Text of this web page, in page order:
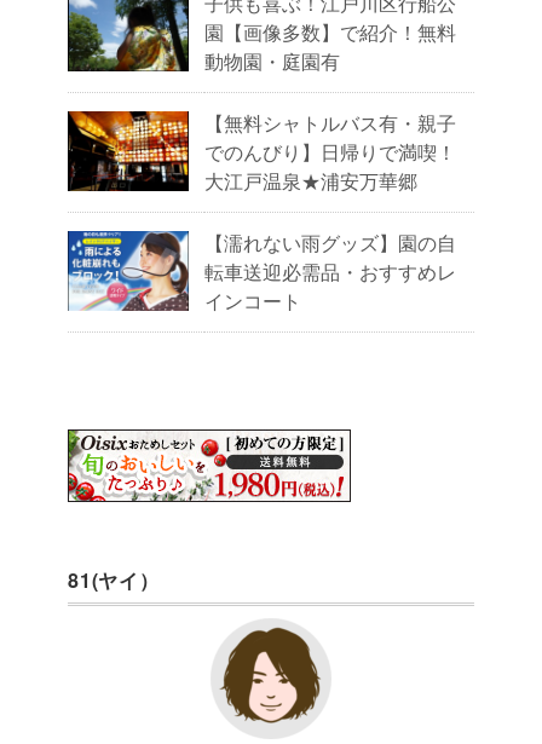
園【画像多数】で紹介！無料
動物園・庭園有
【無料シャトルバス有・親子
でのんびり】日帰りで満喫！
大江戸温泉★浦安万華郷
【濡れない雨グッズ】園の自
転車送迎必需品・おすすめレ
インコート
81(ヤイ）